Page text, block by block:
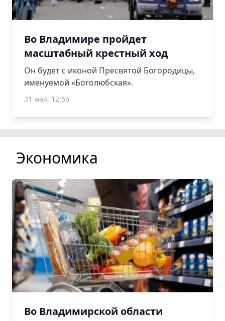
Во Владимире пройдет
масштабный крестный ход
Он будет с иконой Пресвятой Богородицы,
именуемой «Боголюбская».
31 мая, 12:56
Экономика
Во Владимирской области